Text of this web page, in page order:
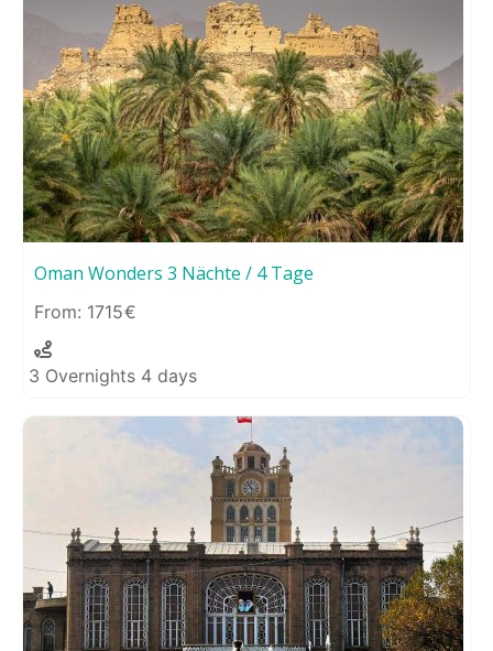
Oman Wonders 3 Nächte / 4 Tage
1715
3 Overnights 4 days